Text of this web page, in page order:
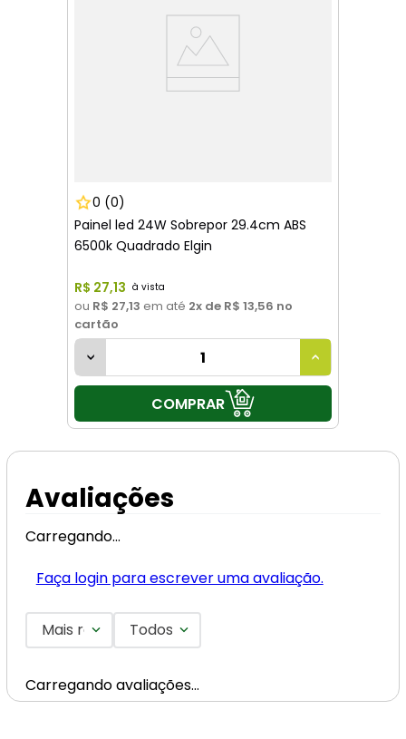
0 (0)
Painel led 24W Sobrepor 29.4cm ABS
6500k Quadrado Elgin
R$ 27,13
ou R$ 27,13 em até 2x de R$ 13,56 no
cartão
COMPRAR
Avaliações
Carregando…
Faça login para escrever uma avaliação.
Mais recentesTodos
Carregando avaliações…